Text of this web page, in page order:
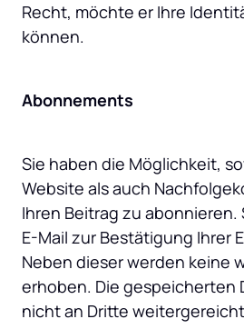
Recht, möchte er Ihre
können.
Abonnements
Sie haben die Möglichkeit,
Website als auch
Ihren Beitrag zu abonnieren.
E-Mail zur Bestätigung Ihrer
Neben dieser werden keine
erhoben. Die gespeicherten
nicht an Dritte